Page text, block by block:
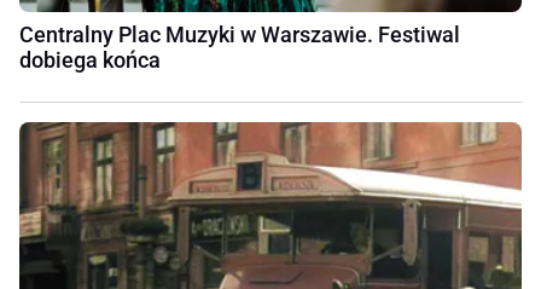
Centralny Plac Muzyki w Warszawie. Festiwal
dobiega końca